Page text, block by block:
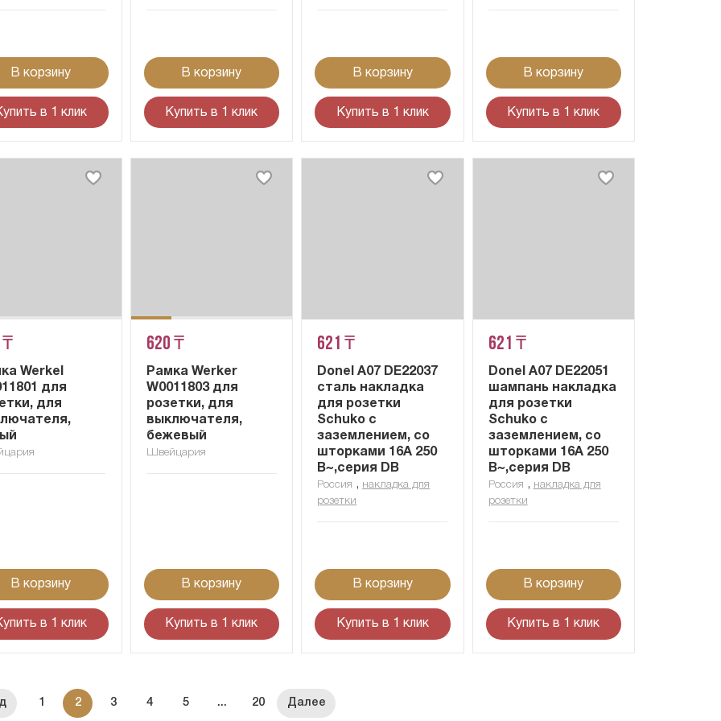
В корзину
в 1 клик
В корзину
Купить в 1 клик
В корзину
Купить в 1 клик
В корзину
Купить в 1 клик
₸
Werkel
для
для
В корзину
в 1 клик
620 ₸
Рамка Werker
W0011803 для
розетки, для
выключателя,
бежевый
Швейцария
В корзину
Купить в 1 клик
621 ₸
Donel A07 DE22037
сталь накладка
для розетки
Schuko с
заземлением, со
шторками 16A 250
В~,серия DB
Россия , накладка для
розетки
В корзину
Купить в 1 клик
621 ₸
Donel A07 DE22051
шампань накладка
для розетки
Schuko с
заземлением, со
шторками 16A 250
В~,серия DB
Россия , накладка для
розетки
В корзину
Купить в 1 клик
1 2 3 4 5 ... 20